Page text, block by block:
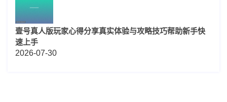
壹号真人版玩家心得分享真实体验与攻略技巧帮助新手快
速上手
2026-07-30